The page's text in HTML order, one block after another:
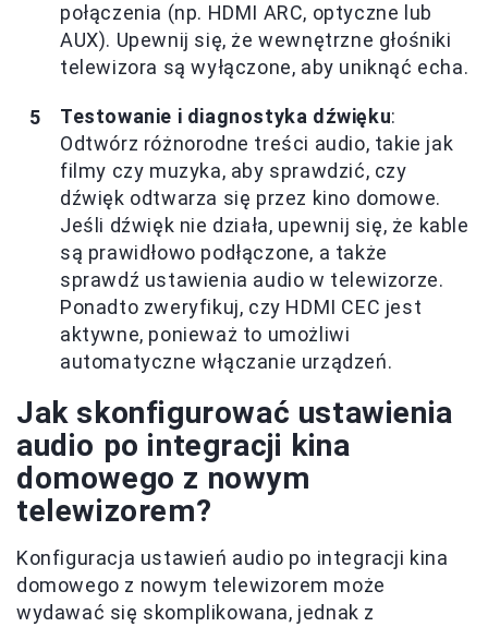
połączenia (np. HDMI ARC, optyczne lub
AUX). Upewnij się, że wewnętrzne głośniki
telewizora są wyłączone, aby uniknąć echa.
Testowanie i diagnostyka dźwięku:
Odtwórz różnorodne treści audio, takie jak
filmy czy muzyka, aby sprawdzić, czy
dźwięk odtwarza się przez kino domowe.
Jeśli dźwięk nie działa, upewnij się, że kable
są prawidłowo podłączone, a także
sprawdź ustawienia audio w telewizorze.
Ponadto zweryfikuj, czy HDMI CEC jest
aktywne, ponieważ to umożliwi
automatyczne włączanie urządzeń.
Jak skonfigurować ustawienia
audio po integracji kina
domowego z nowym
telewizorem?
Konfiguracja ustawień audio po integracji kina
domowego z nowym telewizorem może
wydawać się skomplikowana, jednak z